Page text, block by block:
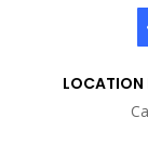
LOCATION